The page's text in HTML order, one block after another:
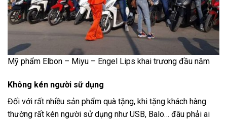
Mỹ phẩm Elbon – Miyu – Engel Lips khai trương đầu năm
Không kén người sữ dụng
Đối với rất nhiều sản phẩm quà tặng, khi tặng khách hàng
thường rất kén người sử dụng như USB, Balo… đâu phải ai